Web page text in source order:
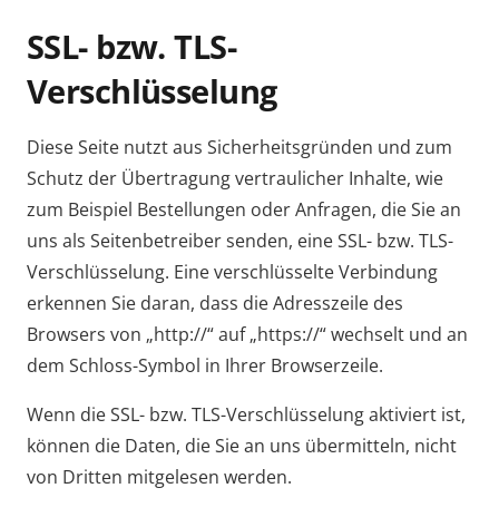
SSL- bzw. TLS-
Verschlüsselung
Diese Seite nutzt aus Sicherheitsgründen und zum
Schutz der Übertragung vertraulicher Inhalte, wie
zum Beispiel Bestellungen oder Anfragen, die Sie an
uns als Seitenbetreiber senden, eine SSL- bzw. TLS-
Verschlüsselung. Eine verschlüsselte Verbindung
erkennen Sie daran, dass die Adresszeile des
Browsers von „http://“ auf „https://“ wechselt und an
dem Schloss-Symbol in Ihrer Browserzeile.
Wenn die SSL- bzw. TLS-Verschlüsselung aktiviert ist,
können die Daten, die Sie an uns übermitteln, nicht
von Dritten mitgelesen werden.